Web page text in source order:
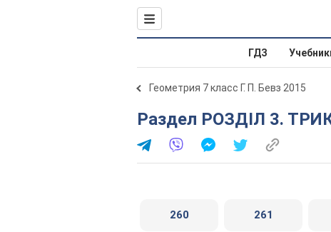
ГДЗ
Геометрия 7 класс Г. П. Бевз 2015
Раздел РОЗДІЛ 3.
260 261